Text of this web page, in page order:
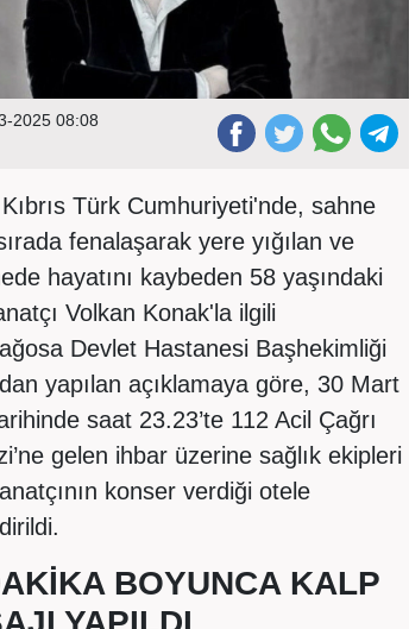
2025 08:08
Türk Cumhuriyeti'nde, sahne
fenalaşarak yere yığılan ve
hayatını kaybeden 58 yaşındaki
Volkan Konak'la ilgili
Devlet Hastanesi Başhekimliği
yapılan açıklamaya göre, 30 Mart
saat 23.23’te 112 Acil Çağrı
gelen ihbar üzerine sağlık ekipleri
konser verdiği otele
BOYUNCA KALP